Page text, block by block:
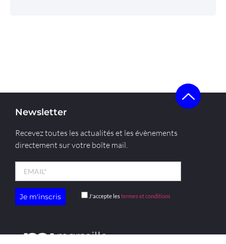
Newsletter
Recevez toutes les actualités et les évènements
directement sur votre boîte mail.
J'accepte lestermes et conditions